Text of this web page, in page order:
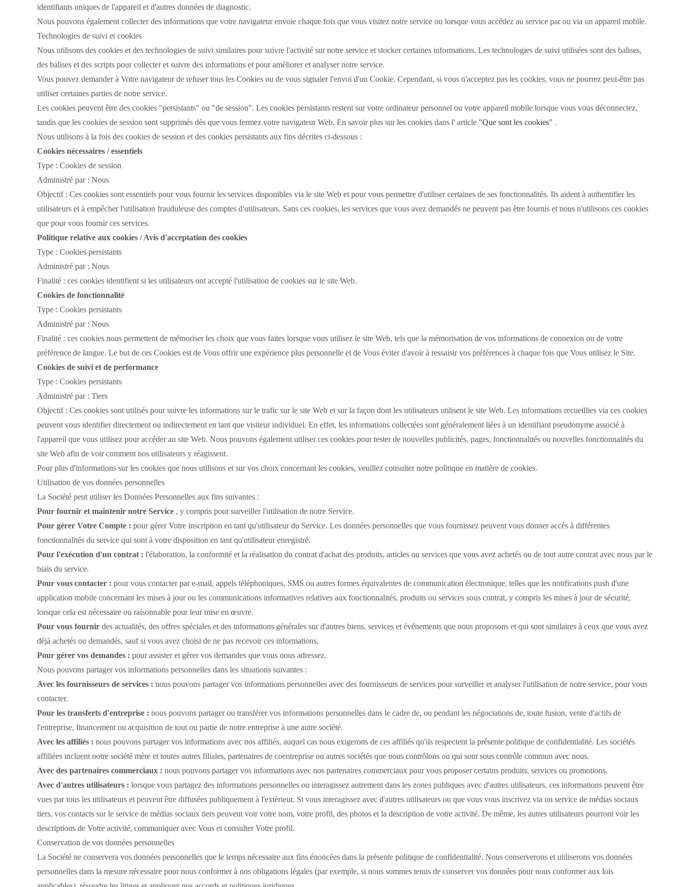
identifiants uniques de l'appareil et d'autres données de diagnostic.
Nous pouvons également collecter des informations que votre navigateur envoie chaque fois que vous visitez notre service ou lorsque vous accédez au service par ou via un appareil mobile.
Technologies de suivi et cookies
Nous utilisons des cookies et des technologies de suivi similaires pour suivre l'activité sur notre service et stocker certaines informations. Les technologies de suivi utilisées sont des balises,
des balises et des scripts pour collecter et suivre des informations et pour améliorer et analyser notre service.
Vous pouvez demander à Votre navigateur de refuser tous les Cookies ou de vous signaler l'envoi d'un Cookie. Cependant, si vous n'acceptez pas les cookies, vous ne pourrez peut-être pas
utiliser certaines parties de notre service.
Les cookies peuvent être des cookies "persistants" ou "de session". Les cookies persistants restent sur votre ordinateur personnel ou votre appareil mobile lorsque vous vous déconnectez,
tandis que les cookies de session sont supprimés dès que vous fermez votre navigateur Web. En savoir plus sur les cookies dans l' article "Que sont les cookies" .
Nous utilisons à la fois des cookies de session et des cookies persistants aux fins décrites ci-dessous :
Cookies nécessaires / essentiels
Type : Cookies de session
Administré par : Nous
Objectif : Ces cookies sont essentiels pour vous fournir les services disponibles via le site Web et pour vous permettre d'utiliser certaines de ses fonctionnalités. Ils aident à authentifier les
utilisateurs et à empêcher l'utilisation frauduleuse des comptes d'utilisateurs. Sans ces cookies, les services que vous avez demandés ne peuvent pas être fournis et nous n'utilisons ces cookies
que pour vous fournir ces services.
Politique relative aux cookies / Avis d'acceptation des cookies
Type : Cookies persistants
Administré par : Nous
Finalité : ces cookies identifient si les utilisateurs ont accepté l'utilisation de cookies sur le site Web.
Cookies de fonctionnalité
Type : Cookies persistants
Administré par : Nous
Finalité : ces cookies nous permettent de mémoriser les choix que vous faites lorsque vous utilisez le site Web, tels que la mémorisation de vos informations de connexion ou de votre
préférence de langue. Le but de ces Cookies est de Vous offrir une expérience plus personnelle et de Vous éviter d'avoir à ressaisir vos préférences à chaque fois que Vous utilisez le Site.
Cookies de suivi et de performance
Type : Cookies persistants
Administré par : Tiers
Objectif : Ces cookies sont utilisés pour suivre les informations sur le trafic sur le site Web et sur la façon dont les utilisateurs utilisent le site Web. Les informations recueillies via ces cookies
peuvent vous identifier directement ou indirectement en tant que visiteur individuel. En effet, les informations collectées sont généralement liées à un identifiant pseudonyme associé à
l'appareil que vous utilisez pour accéder au site Web. Nous pouvons également utiliser ces cookies pour tester de nouvelles publicités, pages, fonctionnalités ou nouvelles fonctionnalités du
site Web afin de voir comment nos utilisateurs y réagissent.
Pour plus d'informations sur les cookies que nous utilisons et sur vos choix concernant les cookies, veuillez consulter notre politique en matière de cookies.
Utilisation de vos données personnelles
La Société peut utiliser les Données Personnelles aux fins suivantes :
Pour fournir et maintenir notre Service , y compris pour surveiller l'utilisation de notre Service.
Pour gérer Votre Compte : pour gérer Votre inscription en tant qu'utilisateur du Service. Les données personnelles que vous fournissez peuvent vous donner accès à différentes
fonctionnalités du service qui sont à votre disposition en tant qu'utilisateur enregistré.
Pour l'exécution d'un contrat : l'élaboration, la conformité et la réalisation du contrat d'achat des produits, articles ou services que vous avez achetés ou de tout autre contrat avec nous par le
biais du service.
Pour vous contacter : pour vous contacter par e-mail, appels téléphoniques, SMS ou autres formes équivalentes de communication électronique, telles que les notifications push d'une
application mobile concernant les mises à jour ou les communications informatives relatives aux fonctionnalités, produits ou services sous contrat, y compris les mises à jour de sécurité,
lorsque cela est nécessaire ou raisonnable pour leur mise en œuvre.
Pour vous fournir des actualités, des offres spéciales et des informations générales sur d'autres biens, services et événements que nous proposons et qui sont similaires à ceux que vous avez
déjà achetés ou demandés, sauf si vous avez choisi de ne pas recevoir ces informations.
Pour gérer vos demandes : pour assister et gérer vos demandes que vous nous adressez.
Nous pouvons partager vos informations personnelles dans les situations suivantes :
Avec les fournisseurs de services : nous pouvons partager vos informations personnelles avec des fournisseurs de services pour surveiller et analyser l'utilisation de notre service, pour vous
contacter.
Pour les transferts d'entreprise : nous pouvons partager ou transférer vos informations personnelles dans le cadre de, ou pendant les négociations de, toute fusion, vente d'actifs de
l'entreprise, financement ou acquisition de tout ou partie de notre entreprise à une autre société.
Avec les affiliés : nous pouvons partager vos informations avec nos affiliés, auquel cas nous exigerons de ces affiliés qu'ils respectent la présente politique de confidentialité. Les sociétés
affiliées incluent notre société mère et toutes autres filiales, partenaires de coentreprise ou autres sociétés que nous contrôlons ou qui sont sous contrôle commun avec nous.
Avec des partenaires commerciaux : nous pouvons partager vos informations avec nos partenaires commerciaux pour vous proposer certains produits, services ou promotions.
Avec d'autres utilisateurs : lorsque vous partagez des informations personnelles ou interagissez autrement dans les zones publiques avec d'autres utilisateurs, ces informations peuvent être
vues par tous les utilisateurs et peuvent être diffusées publiquement à l'extérieur. Si vous interagissez avec d'autres utilisateurs ou que vous vous inscrivez via un service de médias sociaux
tiers, vos contacts sur le service de médias sociaux tiers peuvent voir votre nom, votre profil, des photos et la description de votre activité. De même, les autres utilisateurs pourront voir les
descriptions de Votre activité, communiquer avec Vous et consulter Votre profil.
Conservation de vos données personnelles
La Société ne conservera vos données personnelles que le temps nécessaire aux fins énoncées dans la présente politique de confidentialité. Nous conserverons et utiliserons vos données
personnelles dans la mesure nécessaire pour nous conformer à nos obligations légales (par exemple, si nous sommes tenus de conserver vos données pour nous conformer aux lois